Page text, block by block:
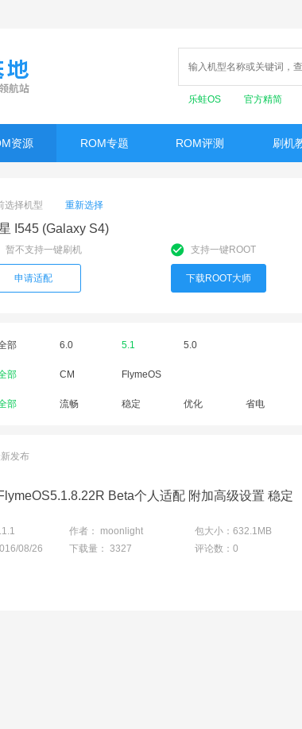
乐蛙OS 官方精简
资源 ROM专题 ROM评测 刷机
选择机型 重新选择
I545 (Galaxy S4)
暂不支持一键刷机
申请适配
支持一键ROOT
下载ROOT大师
部 6.0 5.1 5.0
部 CM FlymeOS
部 流畅 稳定 优化 省电
发布
Beta个人适配 附加高级设置 稳定
作者： moonlight 包大小： 632.1MB
08/26 下载量： 3327 评论数： 0